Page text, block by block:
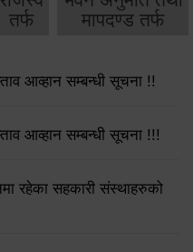
तर्फ
मापदण्ड तर्फ
आव्हान सम्बन्धी सूचना !!
आव्हान सम्बन्धी सूचना !!!
रहेका सहकारी संस्थाहरुको